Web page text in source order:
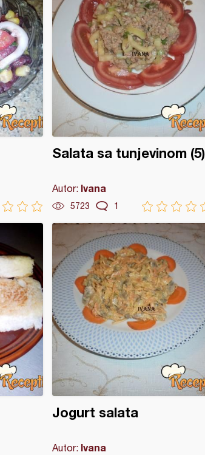
Salata sa tunjevinom (5)
Autor: Ivana
5723 1
Jogurt salata
Autor: Ivana